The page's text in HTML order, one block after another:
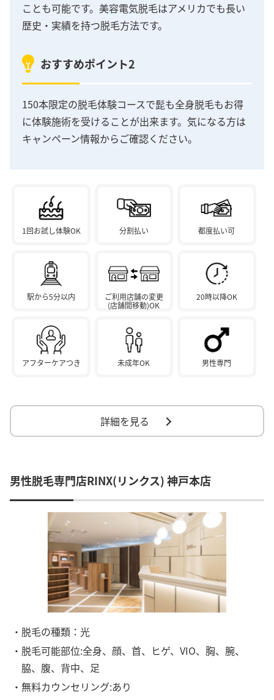
ことも可能です。美容電気脱毛はアメリカでも長い
歴史・実績を持つ脱毛方法です。
おすすめポイント2
150本限定の脱毛体験コースで髭も全身脱毛もお得
に体験施術を受けることが出来ます。気になる方は
キャンペーン情報からご確認ください。
1回お試し体験OK 分割払い 都度払い可
駅から5分以内
ご利用店舗の変更
(店舗間移動)OK
20時以降OK
アフターケアつき 未成年OK 男性専門
詳細を見る
男性脱毛専門店RINX(リンクス) 神戸本店
・脱毛の種類：光
・脱毛可能部位:全身、顔、首、ヒゲ、VIO、胸、腕、
脇、腹、背中、足
・無料カウンセリング:あり